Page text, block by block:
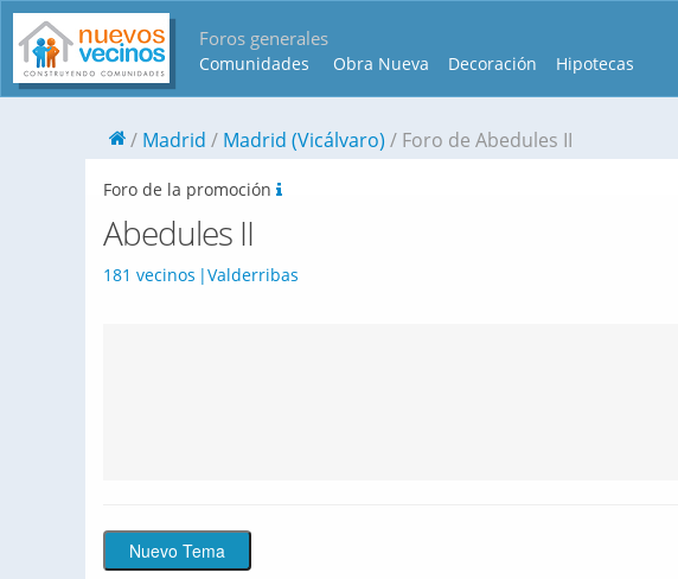
Foros generales
Comunidades Obra Nueva Decoración Hipotecas
Madrid Madrid (Vicálvaro) Foro de Abedules II
Foro de la promoción
Abedules II
181 vecinos Valderribas